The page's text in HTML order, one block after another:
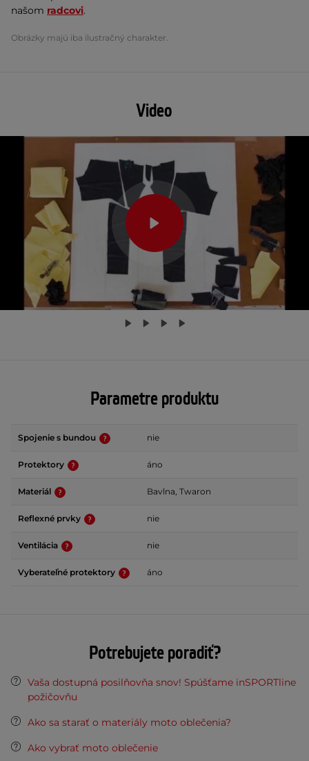
našom radcovi.
Obrázky majú iba ilustračný charakter.
Video
Parametre produktu
Spojenie s bundou nie
Protektory áno
Materiál Bavlna, Twaron
Reflexné prvky nie
Ventilácia nie
Vyberateľné protektory áno
Potrebujete poradiť?
Vaša dostupná posilňovňa snov! Spúšťame inSPORTline
požičovňu
Ako sa starať o materiály moto oblečenia?
Ako vybrať moto oblečenie